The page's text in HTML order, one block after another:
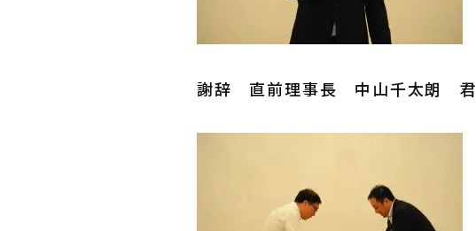
謝辞 直前理事長 中山千太朗 君